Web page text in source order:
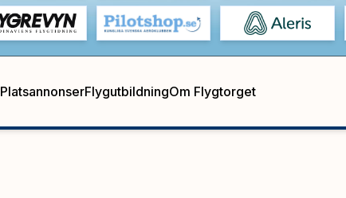
PlatsannonserFlygutbildningOm Flygtorget